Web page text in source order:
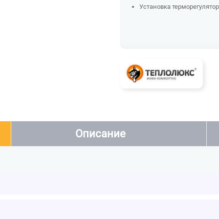
Установка
Описание